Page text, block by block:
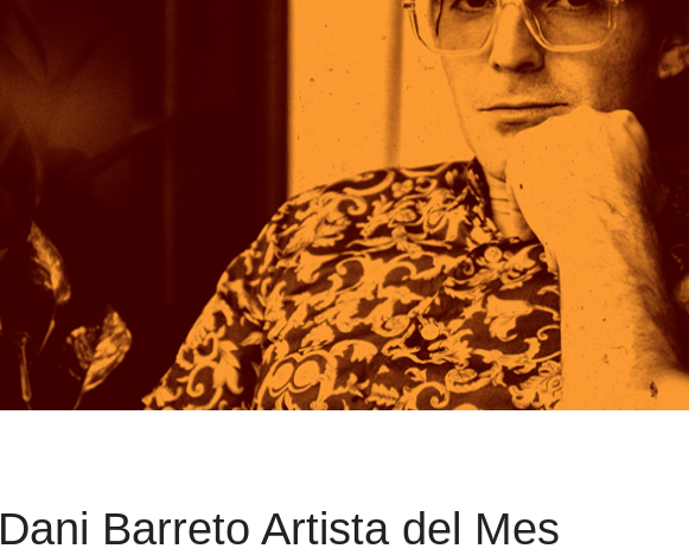
Dani Barreto Artista del Mes